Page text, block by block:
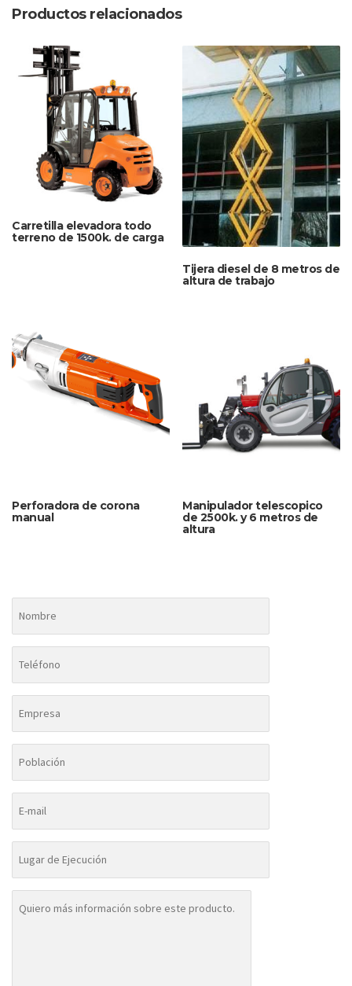
Productos relacionados
Carretilla elevadora todo
terreno de 1500k. de carga
Tijera diesel de 8 metros de
altura de trabajo
Perforadora de corona
manual
Manipulador telescopico
de 2500k. y 6 metros de
altura